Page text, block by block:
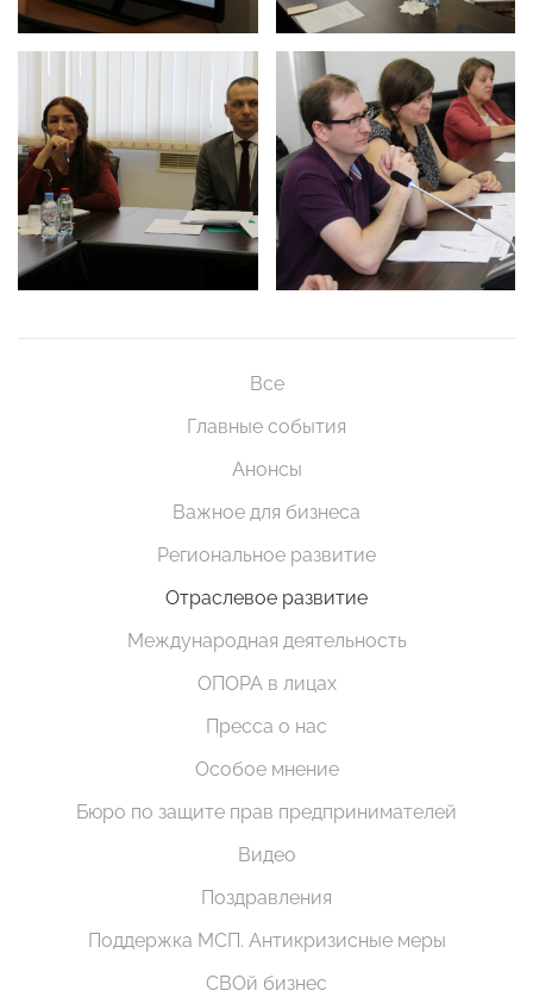
Все
Главные события
Анонсы
Важное для бизнеса
Региональное развитие
Отраслевое развитие
Международная деятельность
ОПОРА в лицах
Пресса о нас
Особое мнение
Бюро по защите прав предпринимателей
Видео
Поздравления
Поддержка МСП. Антикризисные меры
СВОй бизнес